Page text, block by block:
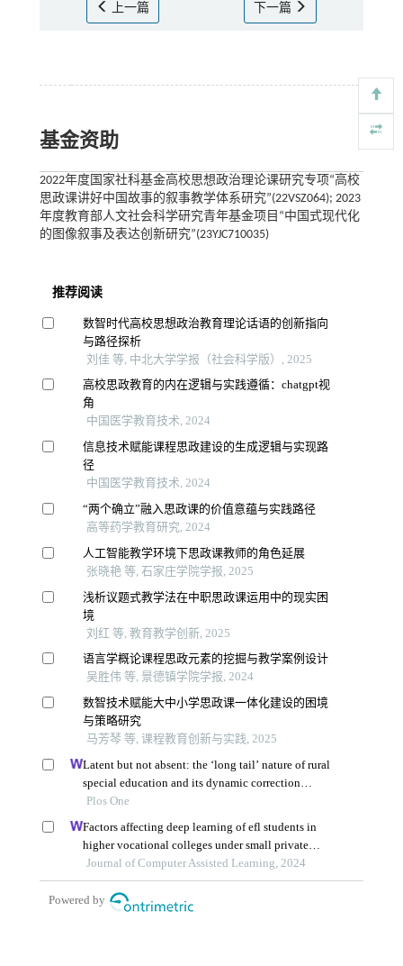
上一篇 下一篇
基金资助
2022年度国家社科基金高校思想政治理论课研究专项“高校
思政课讲好中国故事的叙事教学体系研究”(22VSZ064); 2023
年度教育部人文社会科学研究青年基金项目“中国式现代化
的图像叙事及表达创新研究”(23YJC710035)